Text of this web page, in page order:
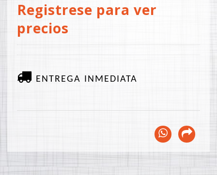
Registrese para ver
precios
ENTREGA INMEDIATA